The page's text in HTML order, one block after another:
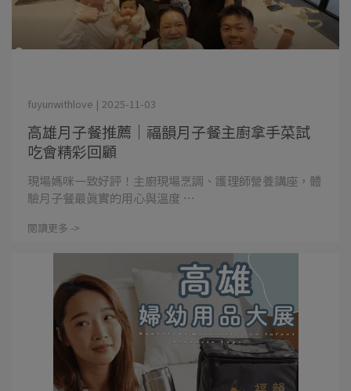
高雄月子餐推薦｜福韻月子餐主廚拿手菜試
吃會精彩回顧
fuyunwithlove | 2025-11-03
現場媽咪一致好評！主廚現場烹調、護理師營養講座，體
驗月子餐最真實的用心與溫度 ⋯
閱讀更多 ->